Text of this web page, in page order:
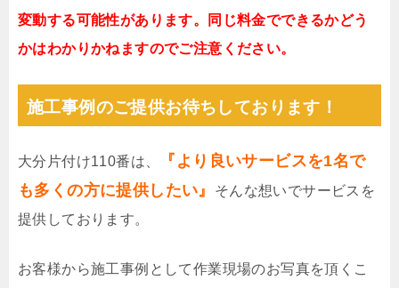
変動する可能性があります。同じ料金でできるかどう
かはわかりかねますのでご注意ください。
施工事例のご提供お待ちしております！
大分片付け110番は、
『より良いサービスを1名で
も多くの方に提供したい』
そんな想いでサービスを
提供しております。
お客様から施工事例として作業現場のお写真を頂くこ